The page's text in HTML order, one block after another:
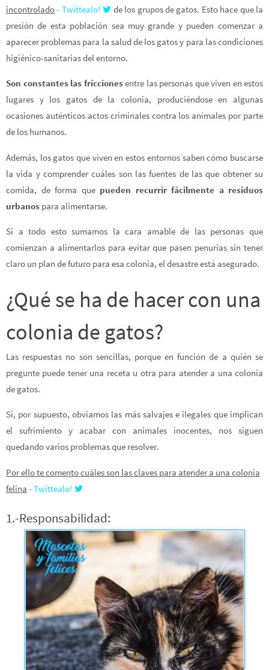
incontrolado- Twittealo!
de los grupos de gatos. Esto hace que la
presión de esta población sea muy grande y pueden comenzar a
aparecer problemas para la salud de los gatos y para las condiciones
higiénico-sanitarias del entorno.
Son constantes las fricciones entre las personas que viven en estos
lugares y los gatos de la colonia, produciéndose en algunas
ocasiones auténticos actos criminales contra los animales por parte
de los humanos.
Además, los gatos que viven en estos entornos saben cómo buscarse
la vida y comprender cuáles son las fuentes de las que obtener su
comida, de forma que pueden recurrir fácilmente a residuos
urbanos para alimentarse.
Si a todo esto sumamos la cara amable de las personas que
comienzan a alimentarlos para evitar que pasen penurias sin tener
claro un plan de futuro para esa colonia, el desastre está asegurado.
¿Qué se ha de hacer con una
colonia de gatos?
Las respuestas no son sencillas, porque en función de a quién se
pregunte puede tener una receta u otra para atender a una colonia
de gatos.
Si, por supuesto, obviamos las más salvajes e ilegales que implican
el sufrimiento y acabar con animales inocentes, nos siguen
quedando varios problemas que resolver.
Por ello te comento cuáles son las claves para atender a una colonia
felina - Twittealo!
1.-Responsabilidad: